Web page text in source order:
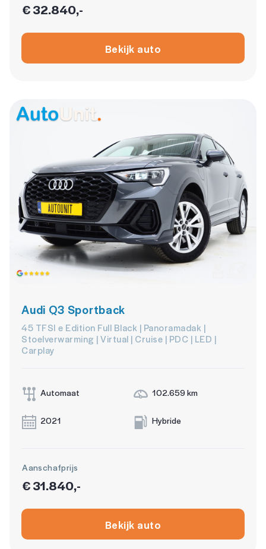
€ 32.840,-
Bekijk auto
Audi Q3 Sportback
45 TFSI e Edition Full Black | Panoramadak |
Stoelverwarming | Virtual | Cruise | PDC | LED |
Carplay
Automaat 102.659 km
2021 Hybride
Aanschafprijs
€ 31.840,-
Bekijk auto